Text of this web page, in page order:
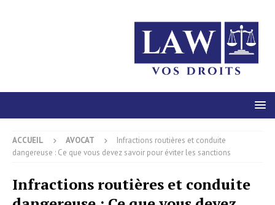
ACCUEIL AVOCAT
Infractions routières et conduite
dangereuse : Ce que vous devez savoir pour éviter les sanctions
Infractions routières et conduite